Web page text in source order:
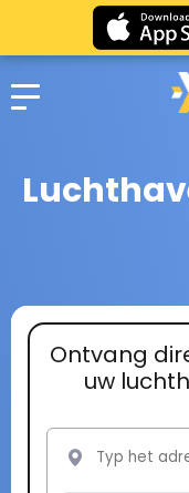
Ontvang
uw